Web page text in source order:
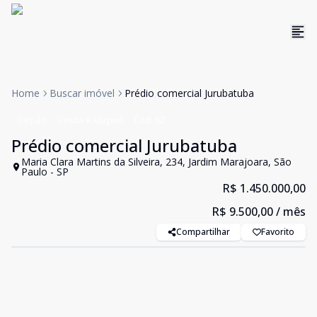
Home Buscar imóvel Prédio comercial Jurubatuba
Prédio comercial Jurubatuba
Maria Clara Martins da Silveira, 234, Jardim Marajoara, São
Paulo - SP
R$ 1.450.000,00
R$ 9.500,00/ mês
Compartilhar Favorito